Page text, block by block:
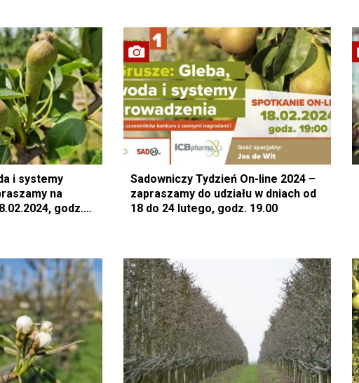
i systemy
na
godz.
Sadowniczy Tydzień On-line 2024 –
zapraszamy do udziału w dniach od
18 do 24 lutego, godz. 19.00